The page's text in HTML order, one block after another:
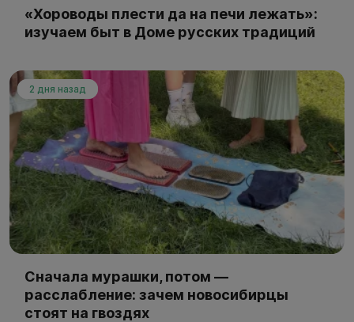
«Хороводы плести да на печи лежать»:
изучаем быт в Доме русских традиций
2 дня назад
Сначала мурашки, потом —
расслабление: зачем новосибирцы
стоят на гвоздях